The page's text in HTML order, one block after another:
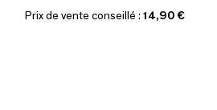
Prix de vente conseillé : 14,90 €